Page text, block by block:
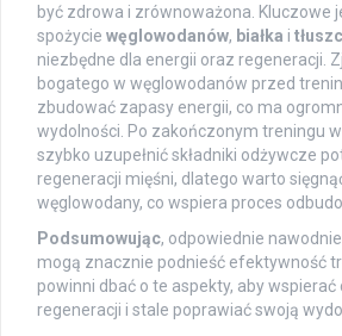
być zdrowa i zrównoważona. Kluczowe
spożycie węglowodanów, białka i
niezbędne dla energii oraz regeneracji.
bogatego w węglowodanów przed
zbudować zapasy energii, co ma
wydolności. Po zakończonym treningu
szybko uzupełnić składniki odżywcze
regeneracji mięśni, dlatego warto
węglowodany, co wspiera proces
Podsumowując, odpowiednie
mogą znacznie podnieść efektywność
powinni dbać o te aspekty, aby
regeneracji i stale poprawiać swoją